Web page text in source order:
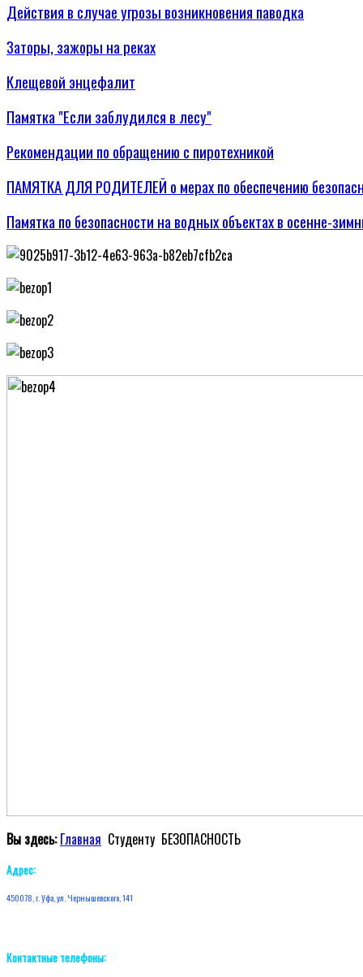
Действия в случае угрозы возникновения паводка
Заторы, зажоры на реках
Клещевой энцефалит
Памятка "Если заблудился в лесу"
Рекомендации по обращению с пиротехникой
ПАМЯТКА ДЛЯ РОДИТЕЛЕЙ о мерах по обеспечению
Памятка по безопасности на водных объектах в осенне-
Вы здесь:Главная Студенту БЕЗОПАСНОСТЬ
Адрес:
450078, г. Уфа, ул. Чернышевского, 141
Контактные телефоны: